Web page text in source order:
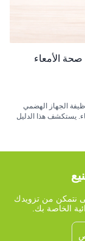
الأمعاء
الجهاز الهضمي
يستكشف هذا الدليل
نتمكن من تزويدك
الخاصة بك.